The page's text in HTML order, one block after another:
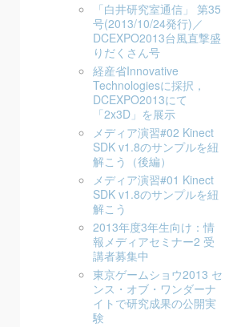
「白井研究室通信」 第35
号(2013/10/24発行)／
DCEXPO2013台風直撃盛
りだくさん号
経産省Innovative
Technologiesに採択，
DCEXPO2013にて
「2x3D」を展示
メディア演習#02 Kinect
SDK v1.8のサンプルを紐
解こう（後編）
メディア演習#01 Kinect
SDK v1.8のサンプルを紐
解こう
2013年度3年生向け：情
報メディアセミナー2 受
講者募集中
東京ゲームショウ2013 セ
ンス・オブ・ワンダーナ
イトで研究成果の公開実
験